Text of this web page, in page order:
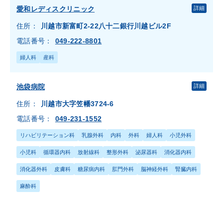
愛和レディスクリニック
住所：
川越市新富町2-22八十二銀行川越ビル2F
電話番号：
049-222-8801
詳細
婦人科 産科
池袋病院
住所：
川越市大字笠幡3724-6
電話番号：
049-231-1552
詳細
リハビリテーション科 乳腺外科 内科 外科 婦人科 小児外科
小児科 循環器内科 放射線科 整形外科 泌尿器科 消化器内科
消化器外科 皮膚科 糖尿病内科 肛門外科 脳神経外科 腎臓内科
麻酔科